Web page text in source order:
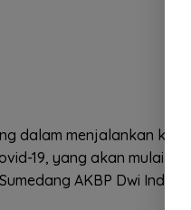
dalam menjalankan
19, yang akan mulai
Sumedang AKBP Dwi Indra